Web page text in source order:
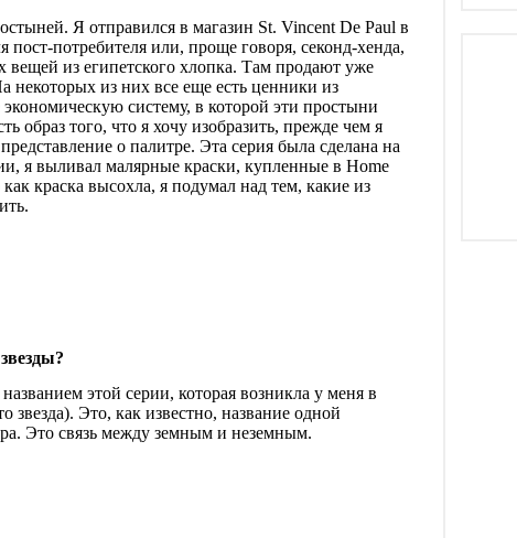
Я отправился в магазин St. Vincent De Paul в
потребителя или, проще говоря, секонд-хенда,
вещей из египетского хлопка. Там продают уже
некоторых из них все еще есть ценники из
систему, в которой эти простыни
образ того, что я хочу изобразить, прежде чем я
о палитре. Эта серия была сделана на
я выливал малярные краски, купленные в Home
краска высохла, я подумал над тем, какие из
этой серии, которая возникла у меня в
звезда). Это, как известно, название одной
Это связь между земным и неземным.